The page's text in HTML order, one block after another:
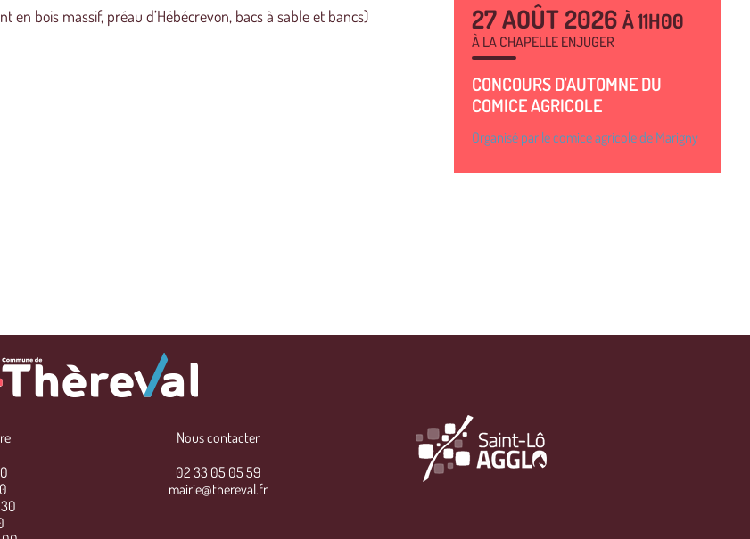
bois massif, préau d’Hébécrevon, bacs à sable et bancs)
27 AOÛT 2026 À 11H00
À LA CHAPELLE ENJUGER
CONCOURS D'AUTOMNE DU
COMICE AGRICOLE
Organisé par le comice agricole de Marigny
Nous contacter
02 33 05 05 59
mairie@thereval.fr